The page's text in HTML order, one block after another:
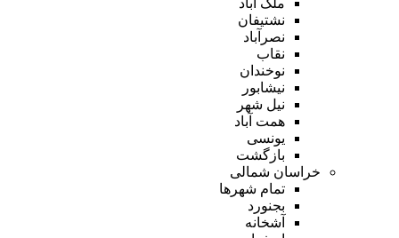
نشتیفان
نصرآباد
نقاب
نوخندان
نیشابور
نیل شهر
همت آباد
یونسی
بازگشت
خراسان شمالی
تمام شهر‌ها
بجنورد
آشخانه